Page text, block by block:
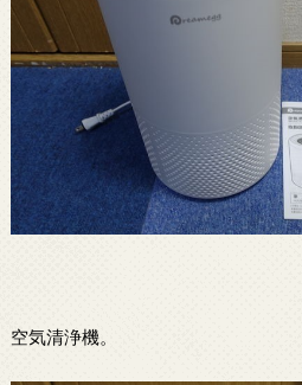
空気清浄機。